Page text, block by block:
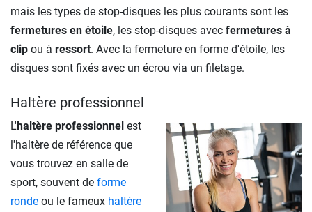
mais les types de stop-disques les plus courants sont les
fermetures en étoile, les stop-disques avec fermetures à
clip ou à ressort. Avec la fermeture en forme d'étoile, les
disques sont fixés avec un écrou via un filetage.
Haltère professionnel
L'haltère professionnel est
l'haltère de référence que
vous trouvez en salle de
sport, souvent de forme
ronde ou le fameux haltère